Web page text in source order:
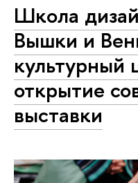
Школа
Вышки и
культурный
открытие
выставки